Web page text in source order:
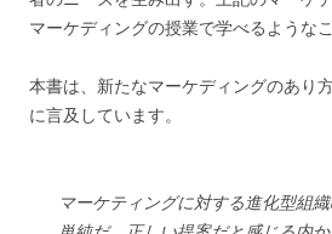
マーケディングの授業で学べるようなこ
本書は、新たなマーケディングのあり
に言及しています。
マーケティングに対する進化型組